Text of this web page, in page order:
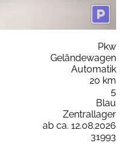
Pkw
Geländewagen
Automatik
20 km
5
Blau
Zentrallager
ab ca. 12.08.2026
31993